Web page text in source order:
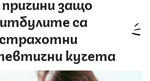
са
страхотни
кучета